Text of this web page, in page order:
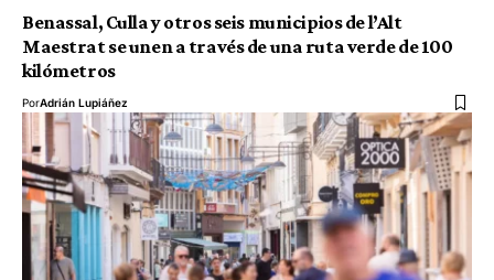
Benassal, Culla y otros seis municipios de l’Alt
Maestrat se unen a través de una ruta verde de 100
kilómetros
PorAdrián Lupiáñez